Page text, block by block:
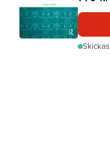
Skickas